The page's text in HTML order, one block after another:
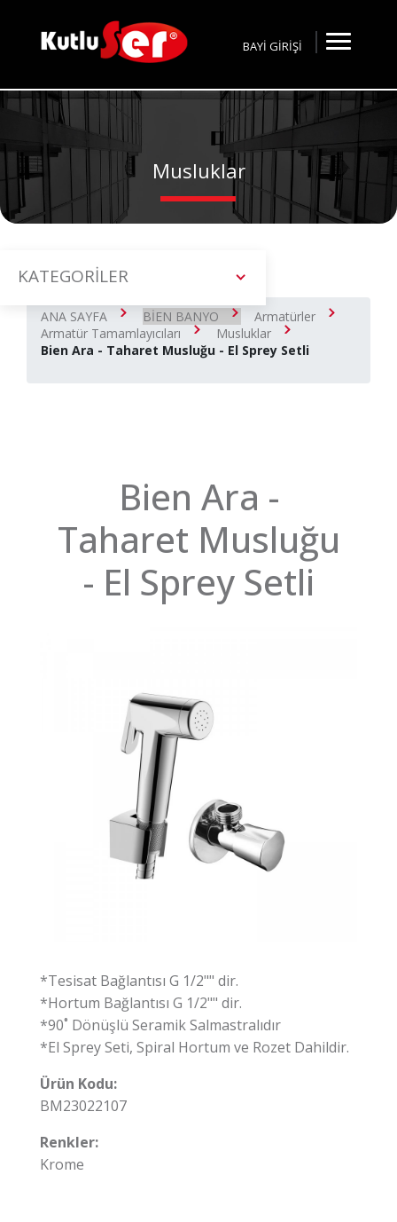
BAYİ GİRİŞİ
Musluklar
KATEGORİLER
ANA SAYFA BİEN BANYO
Armatürler
Armatür Tamamlayıcıları
Musluklar
Bien Ara - Taharet Musluğu - El Sprey Setli
Bien Ara -
Taharet Musluğu
- El Sprey Setli
*Tesisat Bağlantısı G 1/2"" dir.
*Hortum Bağlantısı G 1/2"" dir.
*90˚ Dönüşlü Seramik Salmastralıdır
*El Sprey Seti, Spiral Hortum ve Rozet Dahildir.
Ürün Kodu:
BM23022107
Renkler:
Krome